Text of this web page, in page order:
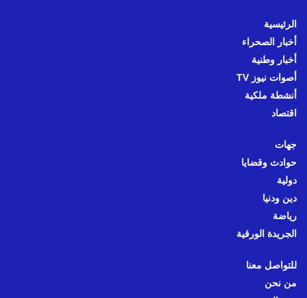
الرئيسية
أخبار الصحراء
أخبار وطنية
أصوات نيوز TV
أنشطة ملكية
اقتصاد
جهات
حوادث وقضايا
دولية
دين ودنيا
رياضة
الجريدة الورقية
للتواصل معنا
من نحن